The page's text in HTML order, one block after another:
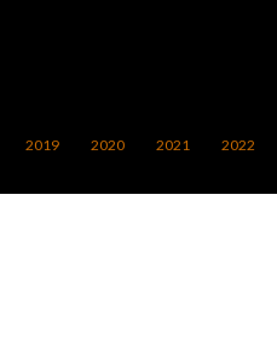
2019 2020 2021 2022